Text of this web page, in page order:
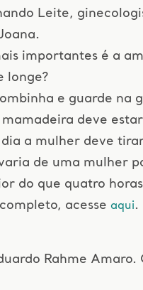
Leite,
importantes é a
longe?
e guarde na
deve
a mulher deve
de uma mulher
do que quatro horas
acesse aqui.
Rahme Amaro.